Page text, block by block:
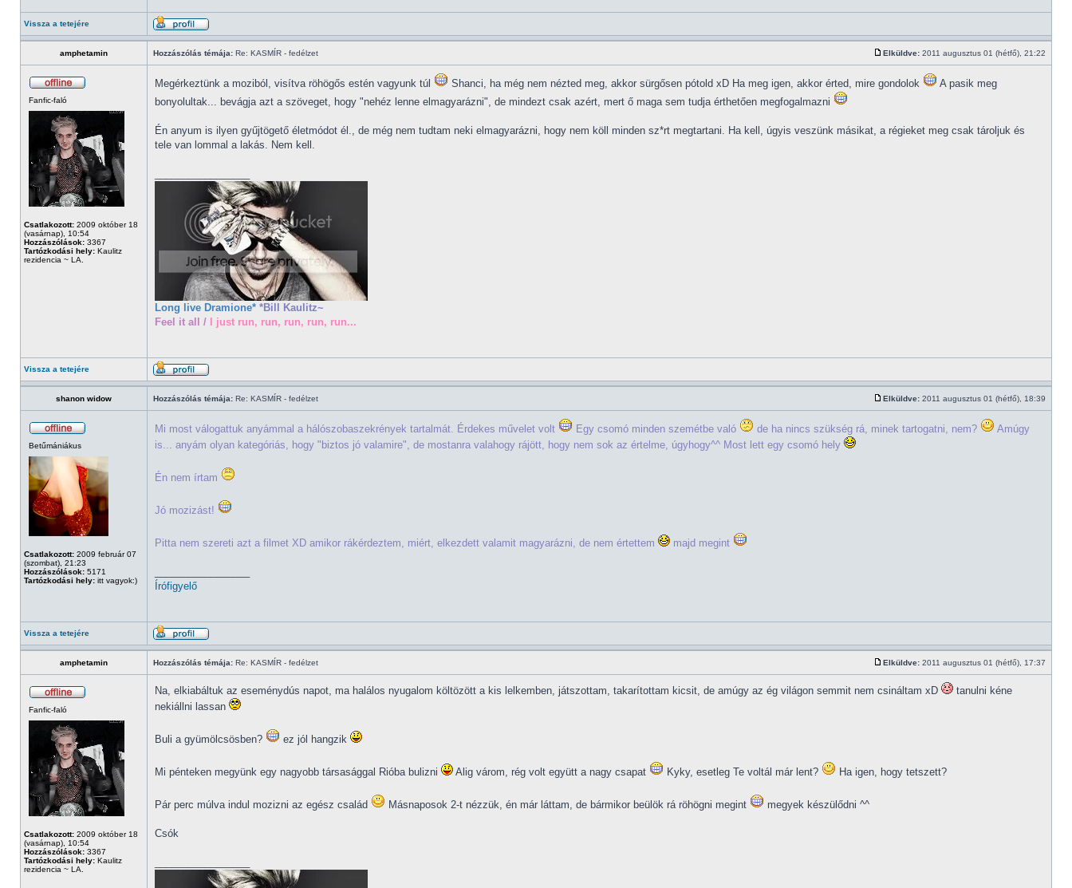
Vissza a tetejére
amphetamin Hozzászólás témája: Re: KASMÍR - fedélzet Elküldve: 2011 augusztus 01 (hétfő), 21:22
Fanfic-faló
Csatlakozott: 2009 október 18
(vasárnap), 10:54
Hozzászólások: 3367
Tartózkodási hely: Kaulitz
rezidencia ~ LA.
Megérkeztünk a moziból, visítva röhögős estén vagyunk túl Shanci, ha még nem nézted meg, akkor sürgősen pótold xD Ha meg igen, akkor érted, mire gondolok
A pasik meg
bonyolultak... bevágja azt a szöveget, hogy "nehéz lenne elmagyarázni", de mindezt csak azért, mert ő maga sem tudja érthetően megfogalmazni
Én anyum is ilyen gyűjtögető életmódot él., de még nem tudtam neki elmagyarázni, hogy nem köll minden sz*rt megtartani. Ha kell, úgyis veszünk másikat, a régieket meg csak tároljuk és
tele van lommal a lakás. Nem kell.
Long live Dramione* *Bill Kaulitz~
Feel it all /
I just run, run, run, run, run...
Vissza a tetejére
shanon widow Hozzászólás témája: Re: KASMÍR - fedélzet Elküldve: 2011 augusztus 01 (hétfő), 18:39
Betűmániákus
Csatlakozott: 2009 február 07
(szombat), 21:23
Hozzászólások: 5171
Tartózkodási hely: itt vagyok:)
Mi most válogattuk anyámmal a hálószobaszekrények tartalmát. Érdekes művelet volt Egy csomó minden szemétbe való de ha nincs szükség rá, minek tartogatni, nem?
Amúgy
is... anyám olyan kategóriás, hogy "biztos jó valamire", de mostanra valahogy rájött, hogy nem sok az értelme, úgyhogy^^ Most lett egy csomó hely
Én nem írtam
Jó mozizást!
Pitta nem szereti azt a filmet XD amikor rákérdeztem, miért, elkezdett valamit magyarázni, de nem értettem majd megint
Írófigyelő
Vissza a tetejére
amphetamin Hozzászólás témája: Re: KASMÍR - fedélzet Elküldve: 2011 augusztus 01 (hétfő), 17:37
Fanfic-faló
Csatlakozott: 2009 október 18
(vasárnap), 10:54
Hozzászólások: 3367
Tartózkodási hely: Kaulitz
rezidencia ~ LA.
Na, elkiabáltuk az eseménydús napot, ma halálos nyugalom költözött a kis lelkemben, játszottam, takarítottam kicsit, de amúgy az ég világon semmit nem csináltam xD
tanulni kéne
nekiállni lassan
Buli a gyümölcsösben? ez jól hangzik
Mi pénteken megyünk egy nagyobb társasággal Rióba bulizni Alig várom, rég volt együtt a nagy csapat Kyky, esetleg Te voltál már lent? Ha igen, hogy tetszett?
Pár perc múlva indul mozizni az egész család Másnaposok 2-t nézzük, én már láttam, de bármikor beülök rá röhögni megint megyek készülődni ^^
Csók